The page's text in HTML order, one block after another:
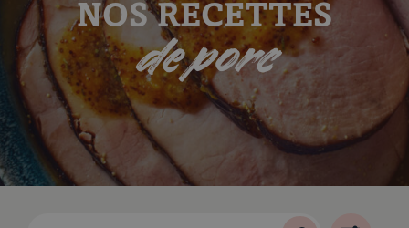
NOS RECETTES
de porc